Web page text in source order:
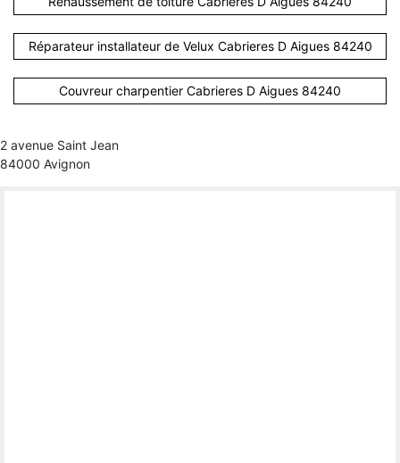
Réparateur installateur de Velux Cabrieres D Aigues 84240
Couvreur charpentier Cabrieres D Aigues 84240
2 avenue Saint Jean
84000 Avignon